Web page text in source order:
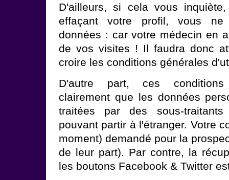
D'ailleurs, si cela vous
effaçant votre profil, vous ne
données : car votre médecin en
de vos visites ! Il faudra donc
croire les conditions générales
D'autre part, ces conditions
clairement que les données
traitées par des sous-
pouvant partir à l'étranger. Votre
moment) demandé pour la
de leur part). Par contre, la
les boutons Facebook & Twitter